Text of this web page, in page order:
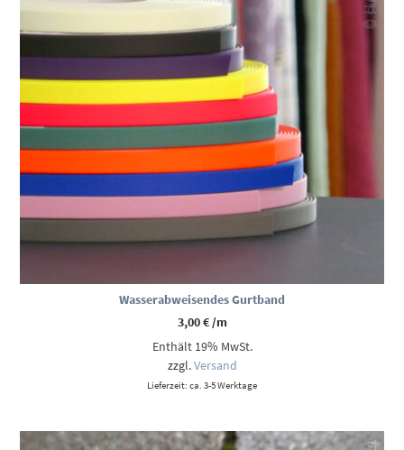
Wasserabweisendes Gurtband
3,00€/m
Enthält 19% MwSt.
zzgl.Versand
Lieferzeit: ca. 3-5 Werktage